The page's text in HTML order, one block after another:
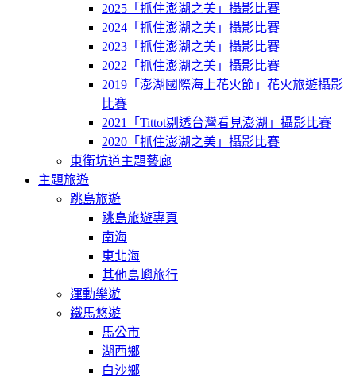
2025「抓住澎湖之美」攝影比賽
2024「抓住澎湖之美」攝影比賽
2023「抓住澎湖之美」攝影比賽
2022「抓住澎湖之美」攝影比賽
2019「澎湖國際海上花火節」花火旅遊攝影
比賽
2021「Tittot剔透台灣看見澎湖」攝影比賽
2020「抓住澎湖之美」攝影比賽
東衛坑道主題藝廊
主題旅遊
跳島旅遊
跳島旅遊專頁
南海
東北海
其他島嶼旅行
運動樂遊
鐵馬悠遊
馬公市
湖西鄉
白沙鄉